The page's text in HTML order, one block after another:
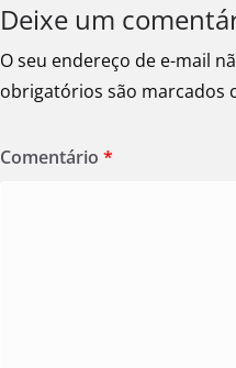
Deixe um
O seu endereço de e-mail
obrigatórios são marcados
Comentário *